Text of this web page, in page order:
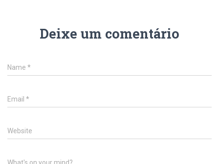
Deixe um comentário
Name *
Email *
Website
What's on your mind?